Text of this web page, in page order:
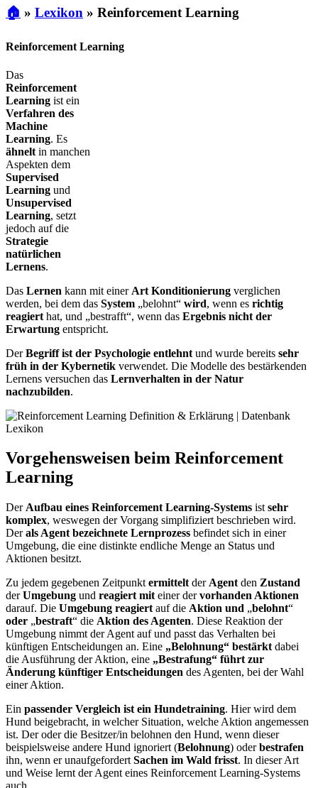
🏠 » Lexikon » Reinforcement Learning
Reinforcement Learning
Das
Reinforcement
Learning ist ein
Verfahren des
Machine
Learning. Es
ähnelt in manchen
Aspekten dem
Supervised
Learning und
Unsupervised
Learning, setzt
jedoch auf die
Strategie
natürlichen
Lernens.
Das Lernen kann mit einer Art Konditionierung verglichen
werden, bei dem das System „belohnt“ wird, wenn es richtig
reagiert hat, und „bestrafft“, wenn das Ergebnis nicht der
Erwartung entspricht.
DerBegriff ist der Psychologie entlehnt und wurde bereits sehr
früh in der Kybernetik verwendet. Die Modelle des bestärkenden
Lernens versuchen das Lernverhalten in der Natur
nachzubilden.
Vorgehensweisen beim Reinforcement
Learning
Der Aufbau eines Reinforcement Learning-Systems ist sehr
komplex, weswegen der Vorgang simplifiziert beschrieben wird.
Derals Agent bezeichnete Lernprozess befindet sich in einer
Umgebung, die eine distinkte endliche Menge an Status und
Aktionen besitzt.
Zu jedem gegebenen Zeitpunkt ermittelt der Agent den Zustand
derUmgebung und reagiert mit einer dervorhanden Aktionen
darauf. Die Umgebung reagiert auf die Aktion und „belohnt“
oder „bestraft“ die Aktion des Agenten. Diese Reaktion der
Umgebung nimmt der Agent auf und passt das Verhalten bei
künftigen Entscheidungen an. Eine „Belohnung“ bestärkt dabei
die Ausführung der Aktion, eine „Bestrafung“ führt zur
Änderung künftiger Entscheidungen des Agenten, bei der Wahl
einer Aktion.
Ein passender Vergleich ist ein Hundetraining. Hier wird dem
Hund beigebracht, in welcher Situation, welche Aktion angemessen
ist. Der oder die Besitzer/in belohnen den Hund, wenn dieser
beispielsweise andere Hund ignoriert (Belohnung) oderbestrafen
ihn, wenn er unaufgefordert Sachen im Wald frisst. In dieser Art
und Weise lernt der Agent eines Reinforcement Learning-Systems